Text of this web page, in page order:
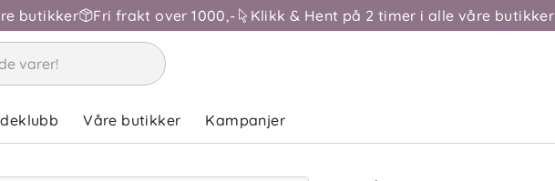
butikker Fri frakt over 1000,- Klikk & Hent på 2 timer i alle våre butikker
Våre butikker Kampanjer